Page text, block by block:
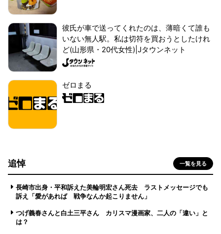
彼氏が車で送ってくれたのは、薄暗くて誰も
いない無人駅。私は切符を買おうとしたけれ
ど(山形県・20代女性)|Jタウンネット
ゼロまる
追悼 一覧を見る
長崎市出身・平和訴えた美輪明宏さん死去 ラストメッセージでも
訴え「愛があれば 戦争なんか起こりません」
つげ義春さんと白土三平さん カリスマ漫画家、二人の「違い」と
は？